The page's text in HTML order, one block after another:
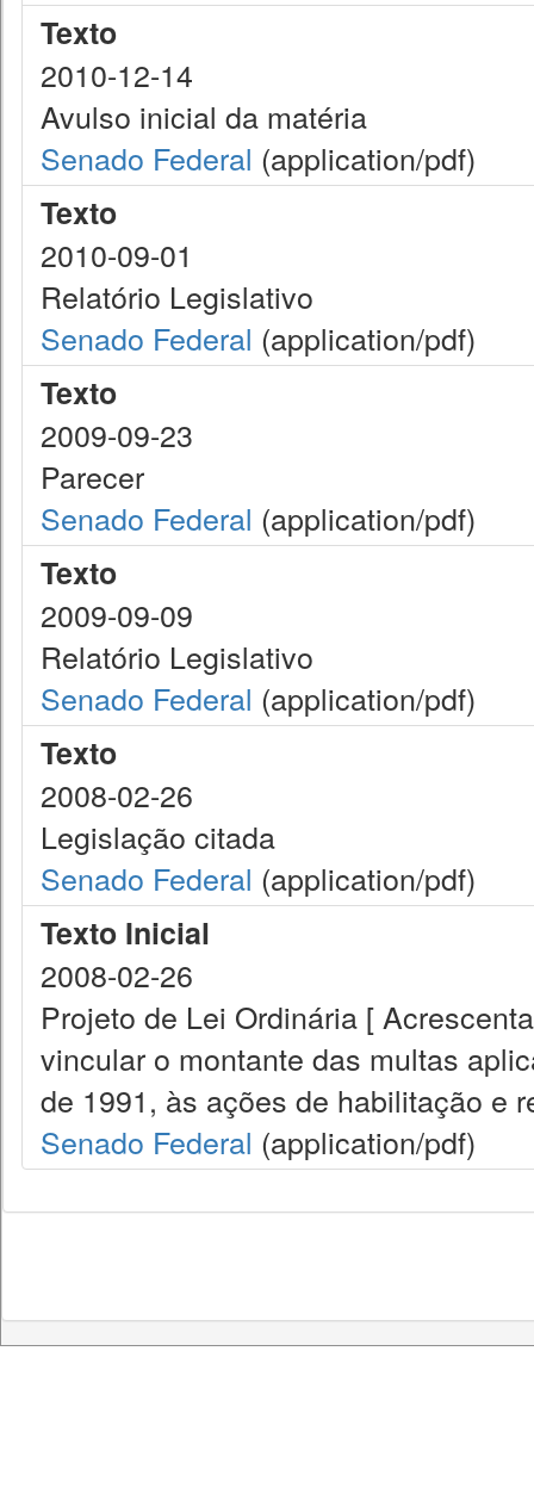
Texto
2010-12-14
Avulso inicial da matéria
Senado Federal (application/pdf)
Texto
2010-09-01
Relatório Legislativo
Senado Federal (application/pdf)
Texto
2009-09-23
Parecer
Senado Federal (application/pdf)
Texto
2009-09-09
Relatório Legislativo
Senado Federal (application/pdf)
Texto
2008-02-26
Legislação citada
Senado Federal (application/pdf)
Texto Inicial
2008-02-26
Projeto de Lei Ordinária [
vincular o montante das multas
de 1991, às ações de habilitação e
Senado Federal (application/pdf)